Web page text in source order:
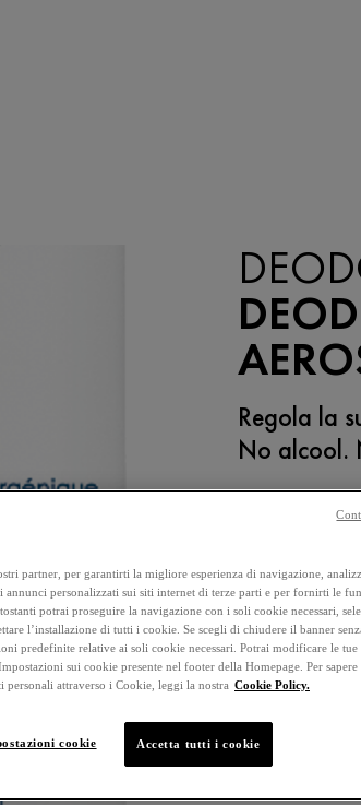
Regola la
No alcool.
su
5
,
valore
di
valutazione
medio.
Read
Reviews.
Stesso
link
pagina.
Selected size
partner, per garantirti la migliore esperienza di navigazione,
annunci personalizzati sui siti internet di terze parti e per fornirti le
potrai proseguire la navigazione con i soli cookie necessari,
l’installazione di tutti i cookie. Se scegli di chiudere il banner
predefinite relative ai soli cookie necessari. Potrai modificare le
sui cookie presente nel footer della Homepage. Per
attraverso i Cookie, leggi la nostra Cookie Policy.
cookie Accetta tutti i cookie